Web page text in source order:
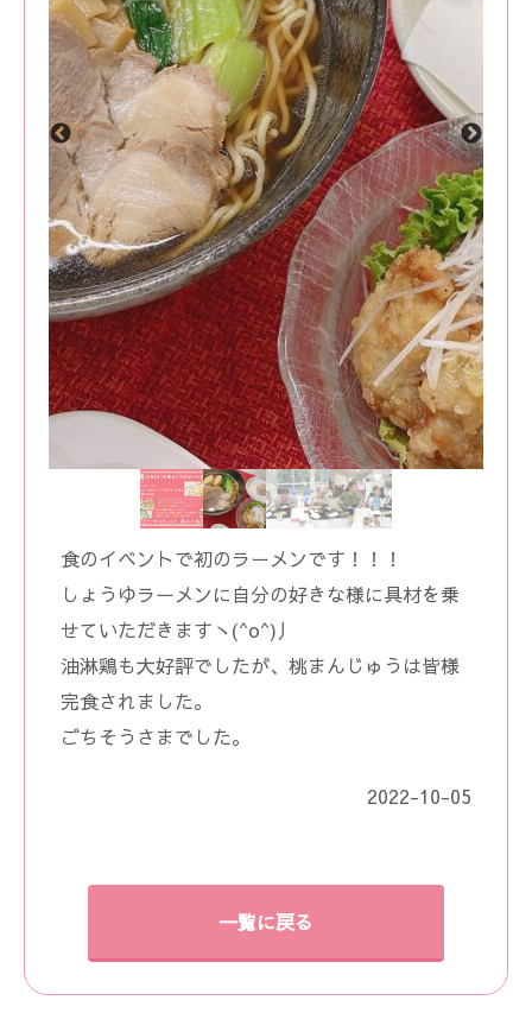
食のイベントで初のラーメンです！！！
しょうゆラーメンに自分の好きな様に具材を乗
せていただきますヽ(^o^)丿
油淋鶏も大好評でしたが、桃まんじゅうは皆様
完食されました。
ごちそうさまでした。
2022-10-05
一覧に戻る